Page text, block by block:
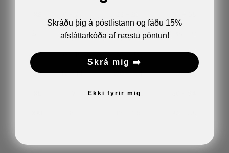
4 – 6 85 – 91 68 – 74
M8 – 10 91 – 96 74 – 79
L12 – 14 96 – 104 79 – 86
16 104 – 112 86 – 94
Skráðu þig á póstlistann og fáðu 15%
afsláttarkóða af næstu pöntun!
Skrá mig ➡️
Ekki fyrir mig